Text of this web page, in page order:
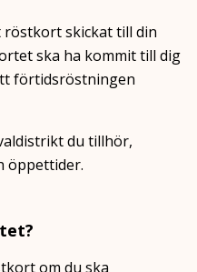
skickat till din
ska ha kommit till dig
förtidsröstningen
du tillhör,
öppettider.
om du ska